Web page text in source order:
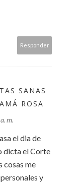
Responder
SANAS
ROSA
m.
el dia de
dicta el Corte
cosas me
y